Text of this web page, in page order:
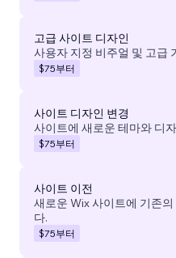
고급 사이트 디자인
사용자 지정 비주얼 및 고급
$75부터
사이트 디자인 변경
사이트에 새로운 테마와 디
$75부터
사이트 이전
새로운 Wix 사이트에 기존
다.
$75부터